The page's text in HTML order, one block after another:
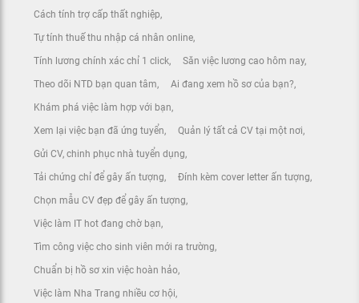
Cách tính trợ cấp thất nghiệp
Tự tính thuế thu nhập cá nhân online
Tính lương chính xác chỉ 1 click Săn việc lương cao hôm nay
Theo dõi NTD bạn quan tâm Ai đang xem hồ sơ của bạn?
Khám phá việc làm hợp với bạn
Xem lại việc bạn đã ứng tuyển Quản lý tất cả CV tại một nơi
Gửi CV, chinh phục nhà tuyển dụng
Tải chứng chỉ để gây ấn tượng Đính kèm cover letter ấn tượng
Chọn mẫu CV đẹp để gây ấn tượng
Việc làm IT hot đang chờ bạn
Tìm công việc cho sinh viên mới ra trường
Chuẩn bị hồ sơ xin việc hoàn hảo
Việc làm Nha Trang nhiều cơ hội